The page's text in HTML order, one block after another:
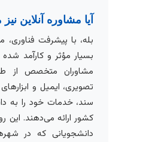
آیا مشاوره آنلاین
بله، با پیشرفت فناوری،
بسیار مؤثر و کارآمد
مشاوران متخصص از
تصویری، ایمیل و
سند، خدمات خود را به
کشور ارائه می‌دهند. این
دانشجویانی که در